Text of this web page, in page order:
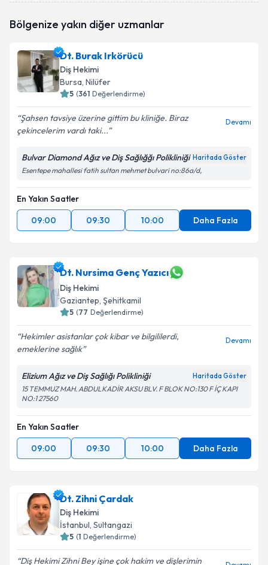
Size bu uzmandan randevu almanız için bir takvim
E-posta Adresiniz
Kişisel verilerimin işlenmesine ilişkin
Aydınlatma
Metni'ni okudum ve kişisel verilerimin belirtilen
Bölgenize yakın diğer uzmanlar
Dt. Burak Irkörücü
Diş Hekimi
Bursa, Nilüfer
5 (361 Değerlendirme)
Şahsen tavsiye üzerine gittim bu kliniğe. Biraz
çekincelerim vardı taki...
Devamı
Bulvar Diamond Ağız ve Diş Sağlığğı Polikliniği Haritada Göster
Esentepe mahallesi fatih sultan mehmet bulvari no:86a/d,
En Yakın Saatler
09:00
09:30 10:00 Daha Fazla
Dt. Nursima Genç Yazıcı
Diş Hekimi
Gaziantep, Şehitkamil
5 (77 Değerlendirme)
Hekimler asistanlar çok kibar ve bilgililerdi,
emeklerine sağlık
Devamı
Elizium Ağız ve Diş Sağlığı Polikliniği Haritada Göster
15 TEMMUZ MAH. ABDULKADİR AKSU BLV. F BLOK NO:130 F İÇ KAPI
NO:1 27560
En Yakın Saatler
09:00
09:30 10:00 Daha Fazla
Dt. Zihni Çardak
Diş Hekimi
İstanbul, Sultangazi
5 (1 Değerlendirme)
Diş Hekimi Zihni Bey işine çok hakim ve dişlerimin